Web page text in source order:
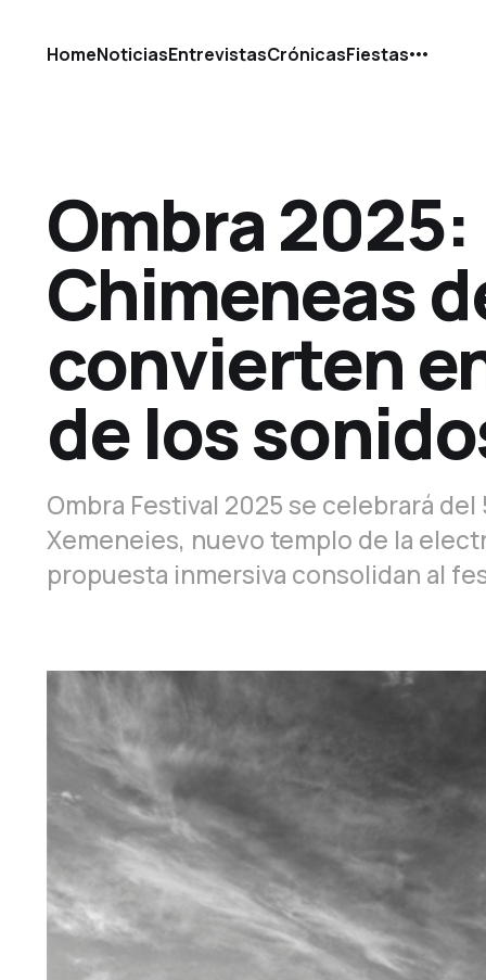
HomeNoticiasEntrevistasCrónicasFiestas
Ombra 2025:
Chimeneas
convierten
de los
Ombra Festival 2025 se celebrará
Xemeneies, nuevo templo de la
propuesta inmersiva consolidan al